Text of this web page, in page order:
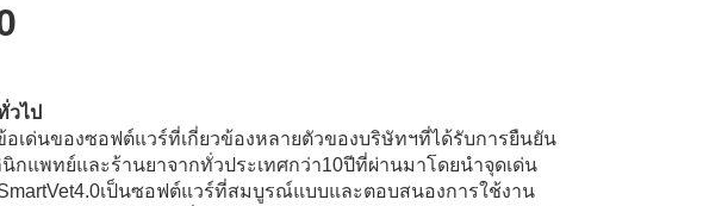
วไป
เด่นของซอฟต์แวร์ที่เกี่ยวข้องหลายตัวของบริษัทฯที่ได้รับการยืนยัน
กแพทย์และร้านยาจากทั่วประเทศกว่า10ปีที่ผ่านมาโดยนำจุดเด่น
เป็นซอฟต์แวร์ที่สมบูรณ์แบบและตอบสนองการใช้งาน